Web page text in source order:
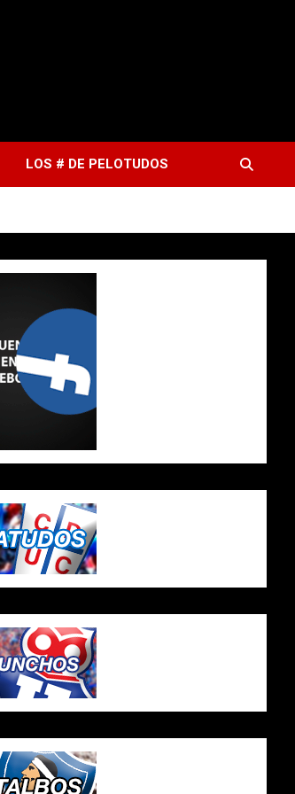
LOS # DE PELOTUDOS